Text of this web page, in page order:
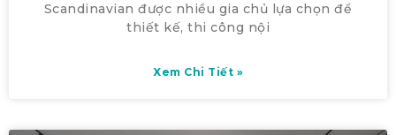
Scandinavian được nhiều gia chủ lựa chọn để
thiết kế, thi công nội
Xem Chi Tiết »